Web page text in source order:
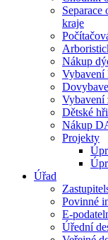
kraje
Nákup
Vybavení
Vybavení
Dětské
Nákup
Projekty
Úřad
Povinné
E-
Úřední